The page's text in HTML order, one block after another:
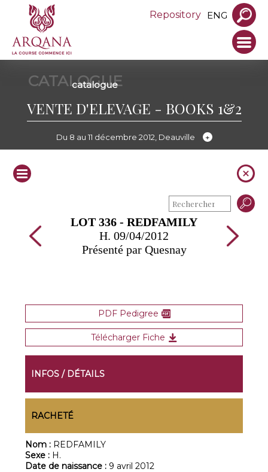
Repository ENG
CATALOGUE
catalogue
VENTE D'ELEVAGE - BOOKS 1&2
Du 8 au 11 décembre 2012, Deauville
LOT 336 - REDFAMILY
H. 09/04/2012
Présenté par Quesnay
PDF Pedigree
Télécharger Fiche
INFOS / DÉTAILS
RACHETÉ
Nom : REDFAMILY
Sexe : H.
Date de naissance : 9 avril 2012